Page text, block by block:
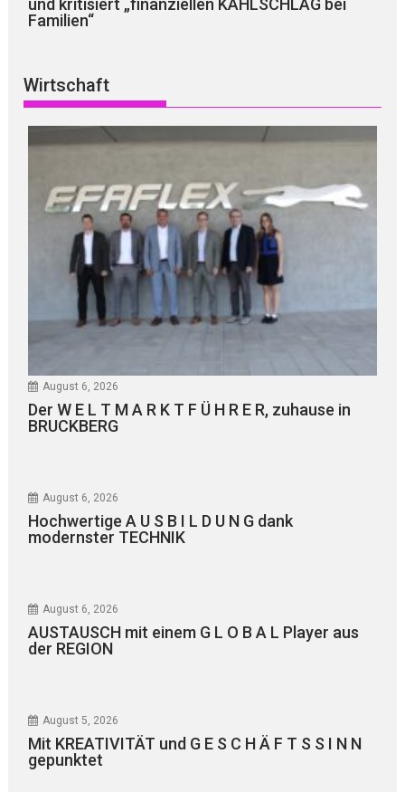
und kritisiert „finanziellen KAHLSCHLAG bei
Familien“
Wirtschaft
August 6, 2026
Der W E L T M A R K T F Ü H R E R, zuhause in
BRUCKBERG
August 6, 2026
Hochwertige A U S B I L D U N G dank
modernster TECHNIK
August 6, 2026
AUSTAUSCH mit einem G L O B A L Player aus
der REGION
August 5, 2026
Mit KREATIVITÄT und G E S C H Ä F T S S I N N
gepunktet